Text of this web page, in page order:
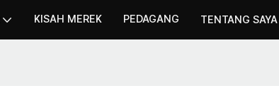
KISAH MEREK PEDAGANG TENTANG SAYA